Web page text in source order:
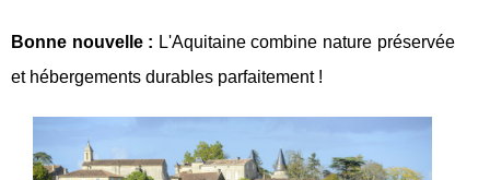
Bonne nouvelle : L'Aquitaine combine nature préservée
et hébergements durables parfaitement !